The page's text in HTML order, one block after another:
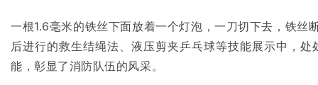
一根1.6毫米的铁丝下面放着一个灯泡，一刀切下去，铁
后进行的救生结绳法、液压剪夹乒乓球等技能展示中，
能，彰显了消防队伍的风采。